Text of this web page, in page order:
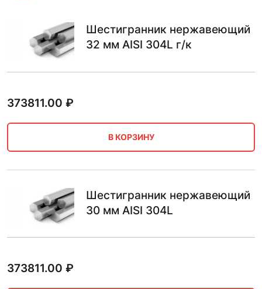
Шестигранник нержавеющий
32 мм AISI 304L г/к
373811.00 ₽
В КОРЗИНУ
Шестигранник нержавеющий
30 мм AISI 304L
373811.00 ₽